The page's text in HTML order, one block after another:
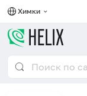
Химки